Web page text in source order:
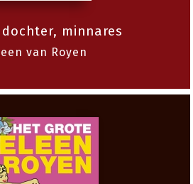
minnares
van Royen